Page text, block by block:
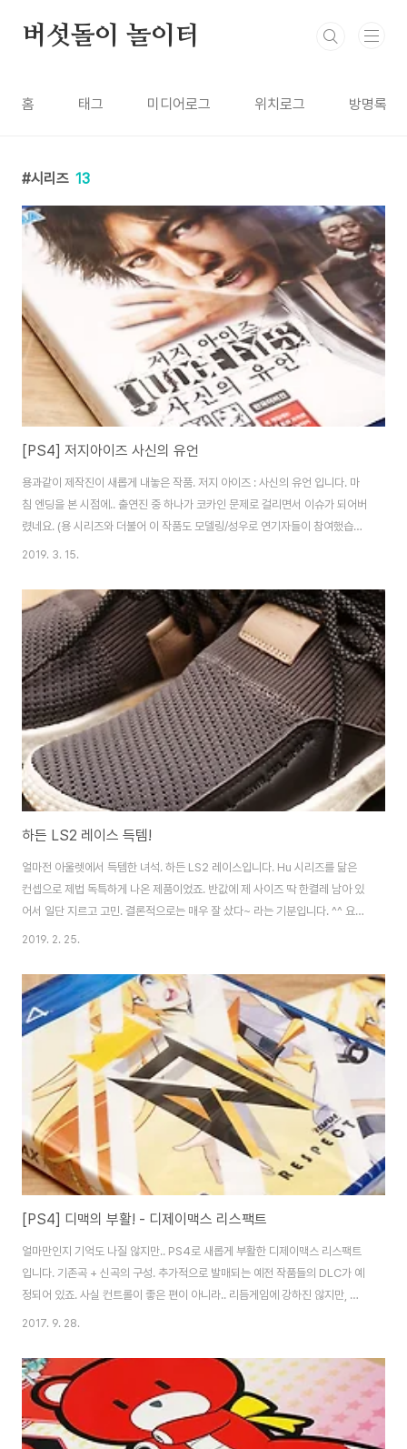
버섯돌이 놀이터
홈 태그 미디어로그 위치로그 방명록
시리즈 13
[PS4] 저지아이즈 사신의 유언
용과같이 제작진이 새롭게 내놓은 작품. 저지 아이즈 : 사신의 유언 입니다. 마
침 엔딩을 본 시점에.. 출연진 중 하나가 코카인 문제로 걸리면서 이슈가 되어버
렸네요. (용 시리즈와 더불어 이 작품도 모델링/성우로 연기자들이 참여했습니
다.) 그래서 현재 PSN에서 구매 불가, 온오프라인도 재고가 마른 상태입니다.
연이라 화제가 되기도 했지요. 김탁구형 많이 늙었어요. ㅎㅎ 김탁구는 전직 변
호사이자, 현직 탐정으로 등장하고, 역시 카무로쵸에서 사건에 휘말리며 이야
기가 펼쳐지게 됩니다. 그래픽은 최신 용과같이 시리즈처럼 괜찮습니다. 현직
배우들을 쓰는걸로 유명하니만큼 기무라 타쿠야 외에도 많은 인물들이 등장합
니다. 하지만 이젠 너무..
2019. 3. 15.
하든 LS2 레이스 득템!
얼마전 아울렛에서 득템한 녀석. 하든 LS2 레이스입니다. Hu 시리즈를 닮은
컨셉으로 제법 독특하게 나온 제품이었죠. 반값에 제 사이즈 딱 한켤레 남아 있
어서 일단 지르고 고민. 결론적으로는 매우 잘 샀다~ 라는 기분입니다. ^^ 요렇
게 생겼습니다. 아웃솔 패턴과 부스트폼은 하든2와 판박이. 위쪽은 아디다스
이 딱 잡아줘요. 힐을 감싸는 가죽 재질이 매우 고급스럽게 되어 있습니다. 쭈글
이 가죽이네요. ^^ 그래서인지 정가는 하든2보다 비싼.. -_-;; 디테일들. 저 로
고 있는 부분이랑 뒷꿈치쪽 손잡이 잡고 발을 넣으면 됩니다. 기존 하든2와 비
교해보면 더 확실하죠. [▣ in my life../└ 만물지름상] - 아디다스 하..
2019. 2. 25.
[PS4] 디맥의 부활! - 디제이맥스 리스팩트
얼마만인지 기억도 나질 않지만.. PS4로 새롭게 부활한 디제이맥스 리스팩트
입니다. 기존곡 + 신곡의 구성. 추가적으로 발매되는 예전 작품들의 DLC가 예
정되어 있죠. 사실 컨트롤이 좋은 편이 아니라.. 리듬게임에 강하진 않지만, 그
래도 참 좋아하는 시리즈가 디맥입니다. PSP 시절부터 참 많네요. 온라인으로
위의 탭소닉은.. 참 정 안가긴 하더라구요. -ㅂ-;; 어쨓든 끊길듯 아닐듯 어떤 방
식으로든 이어가고 있는 IP에 감사하며.. 첫 화면. 여러 모드가 있지만 역시 기
본은 아케이드죠. 8키까지 있지만, 전 4키만 합니다. 그래도 어려워요. @_@
아케이드는 삼단계로 이루어지면 단계를 넘어갈수록 난이도가 높은 곡들이 ..
2017. 9. 28.